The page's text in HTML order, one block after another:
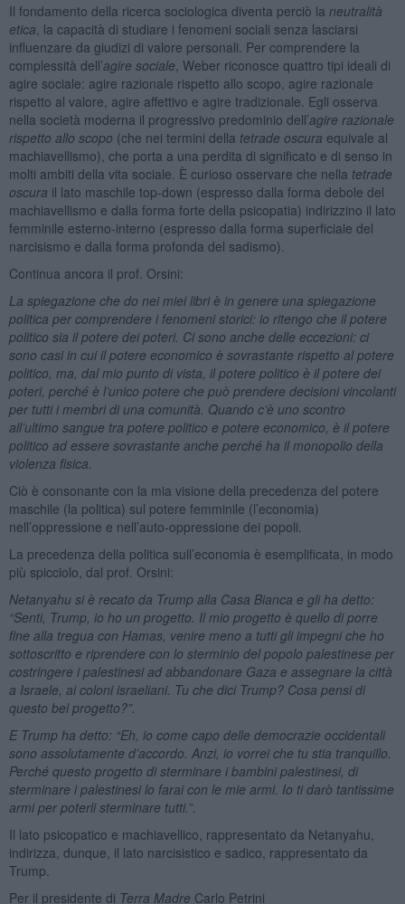
Il fondamento della ricerca sociologica diventa perciò la neutralità
etica , la capacità di studiare i fenomeni sociali senza lasciarsi
influenzare da giudizi di valore personali. Per comprendere la
complessità dell’agire sociale , Weber riconosce quattro tipi ideali di
agire sociale: agire razionale rispetto allo scopo, agire razionale
rispetto al valore, agire affettivo e agire tradizionale. Egli osserva
nella società moderna il progressivo predominio dell’agire razionale
rispetto allo scopo (che nei termini della tetrade oscura equivale al
machiavellismo), che porta a una perdita di significato e di senso in
molti ambiti della vita sociale. È curioso osservare che nella tetrade
oscura il lato maschile top-down (espresso dalla forma debole del
machiavellismo e dalla forma forte della psicopatia) indirizzino il lato
femminile esterno-interno (espresso dalla forma superficiale del
narcisismo e dalla forma profonda del sadismo).
Continua ancora il prof. Orsini:
La spiegazione che do nei miei libri è in genere una spiegazione
politica per comprendere i fenomeni storici: io ritengo che il potere
politico sia il potere dei poteri. Ci sono anche delle eccezioni: ci
sono casi in cui il potere economico è sovrastante rispetto al potere
politico, ma, dal mio punto di vista, il potere politico è il potere dei
poteri, perché è l’unico potere che può prendere decisioni vincolanti
per tutti i membri di una comunità. Quando c’è uno scontro
all’ultimo sangue tra potere politico e potere economico, è il potere
politico ad essere sovrastante anche perché ha il monopolio della
violenza fisica.
Ciò è consonante con la mia visione della precedenza del potere
maschile (la politica) sul potere femminile (l’economia)
nell’oppressione e nell’auto-oppressione dei popoli.
La precedenza della politica sull’economia è esemplificata, in modo
più spicciolo, dal prof. Orsini:
Netanyahu si è recato da Trump alla Casa Bianca e gli ha detto:
“Senti, Trump, io ho un progetto. Il mio progetto è quello di porre
fine alla tregua con Hamas, venire meno a tutti gli impegni che ho
sottoscritto e riprendere con lo sterminio del popolo palestinese per
costringere i palestinesi ad abbandonare Gaza e assegnare la città
a Israele, ai coloni israeliani. Tu che dici Trump? Cosa pensi di
questo bel progetto?”.
E Trump ha detto: “Eh, io come capo delle democrazie occidentali
sono assolutamente d’accordo. Anzi, io vorrei che tu stia tranquillo.
Perché questo progetto di sterminare i bambini palestinesi, di
sterminare i palestinesi lo farai con le mie armi. Io ti darò tantissime
armi per poterli sterminare tutti.”.
Il lato psicopatico e machiavellico, rappresentato da Netanyahu,
indirizza, dunque, il lato narcisistico e sadico, rappresentato da
Trump.
Per il presidente di Terra Madre Carlo Petrini